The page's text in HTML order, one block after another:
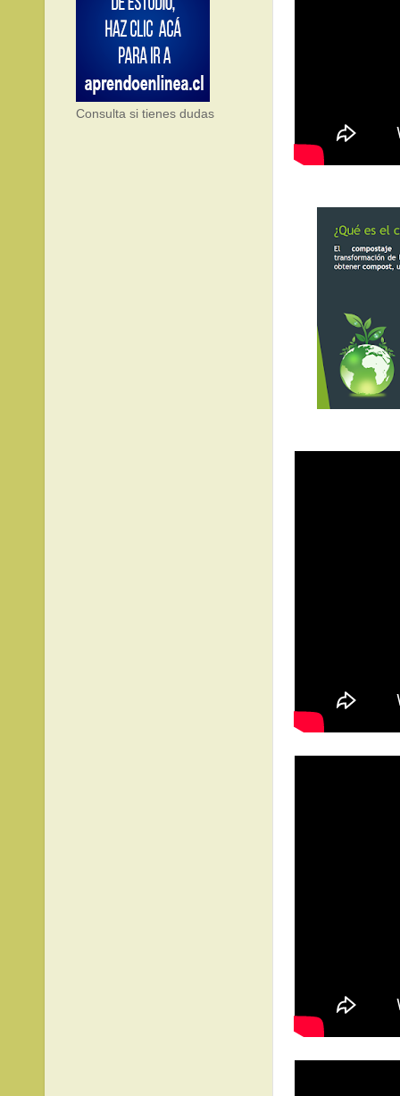
Consulta si tienes dudas